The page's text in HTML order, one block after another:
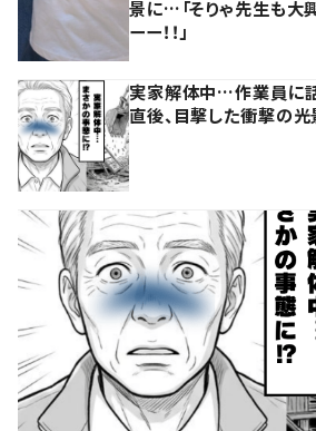
景に…「そりゃ先生も大
ーー！！」
実家解体中…作業員に
直後、目撃した衝撃の光